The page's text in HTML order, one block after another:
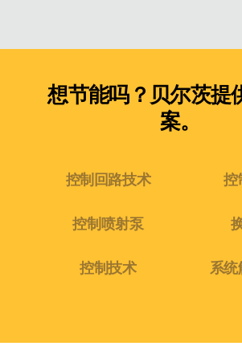
想节能吗？贝尔茨提
案。
控制回路技术 控
控制喷射泵
控制技术 系